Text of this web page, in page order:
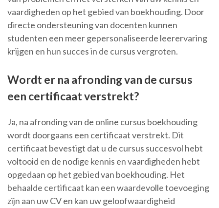
vaardigheden op het gebied van boekhouding. Door
directe ondersteuning van docenten kunnen
studenten een meer gepersonaliseerde leerervaring
krijgen en hun succes in de cursus vergroten.
Wordt er na afronding van de cursus
een certificaat verstrekt?
Ja, na afronding van de online cursus boekhouding
wordt doorgaans een certificaat verstrekt. Dit
certificaat bevestigt dat u de cursus succesvol hebt
voltooid en de nodige kennis en vaardigheden hebt
opgedaan op het gebied van boekhouding. Het
behaalde certificaat kan een waardevolle toevoeging
zijn aan uw CV en kan uw geloofwaardigheid